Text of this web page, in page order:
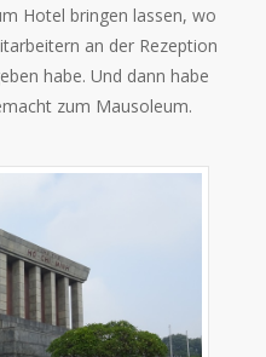
Hotel bringen lassen, wo
an der Rezeption
habe. Und dann habe
zum Mausoleum.